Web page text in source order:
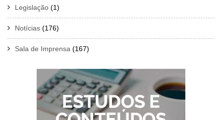
Legislação (1)
Notícias (176)
Sala de Imprensa (167)